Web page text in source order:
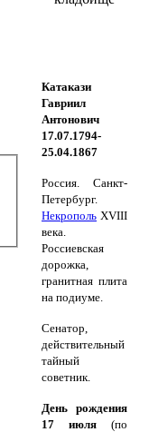
Катакази
Гавриил
Антонович
17.07.1794-
25.04.1867
Россия. Санкт-
Петербург.
Некрополь XVIII
века.
Россиевская
дорожка,
гранитная плита
на подиуме.
Сенатор,
действительный
тайный
советник.
День рождения
17 июля (по